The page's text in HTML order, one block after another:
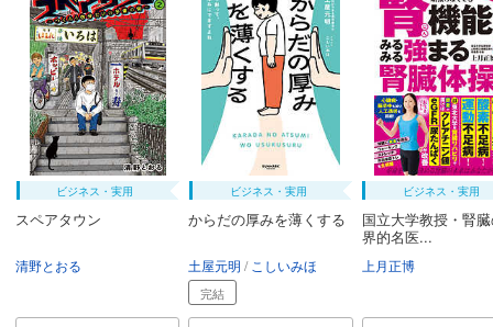
ビジネス・実用
スペアタウン
清野とおる
ビジネス・実用
からだの厚みを薄くする
土屋元明 こしいみほ
完結
ビジネス・実用
国立大学教授・腎
界的名医...
上月正博